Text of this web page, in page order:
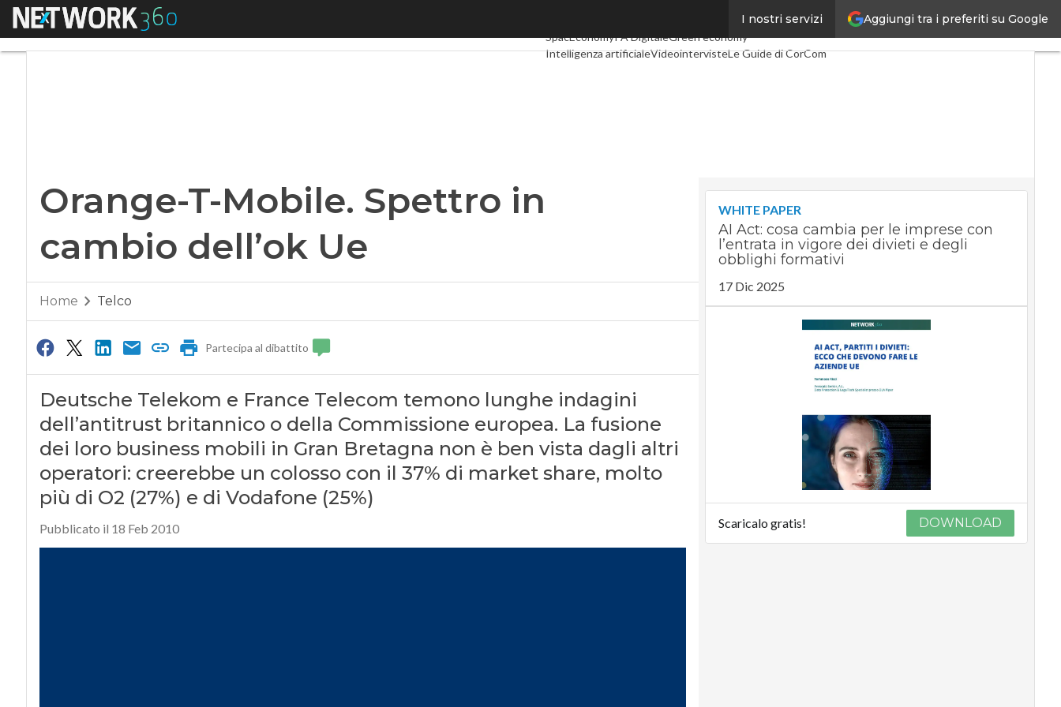
Aggiungi tra i preferiti su Google
I nostri servizi
Menu
Industria 4.0
SpacEconomyPA DigitaleGreen economy
Intelligenza artificialeVideointervisteLe Guide di CorCom
Orange-T-Mobile. Spettro in
cambio dell’ok Ue
Home Telco
Partecipa al dibattito
Deutsche Telekom e France Telecom temono lunghe indagini
dell’antitrust britannico o della Commissione europea. La fusione
dei loro business mobili in Gran Bretagna non è ben vista dagli altri
operatori: creerebbe un colosso con il 37% di market share, molto
più di O2 (27%) e di Vodafone (25%)
Pubblicato il 18 Feb 2010
WHITE PAPER
AI Act: cosa cambia per le imprese con
l’entrata in vigore dei divieti e degli
obblighi formativi
17 Dic 2025
Scaricalo gratis! DOWNLOAD